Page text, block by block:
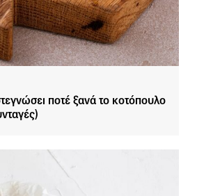
ποτέ ξανά το κοτόπουλο